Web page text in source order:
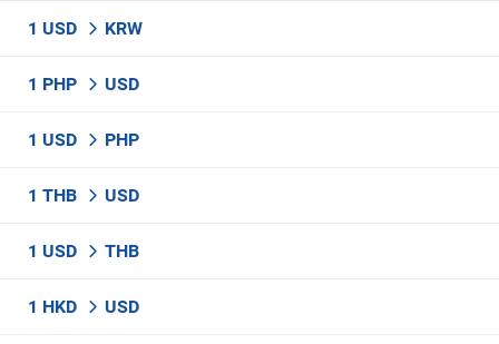
1 USD KRW
1 PHP USD
1 USD PHP
1 THB USD
1 USD THB
1 HKD USD